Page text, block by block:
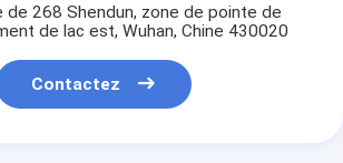
de 268 Shendun, zone de pointe de
de lac est, Wuhan, Chine 430020
Contactez